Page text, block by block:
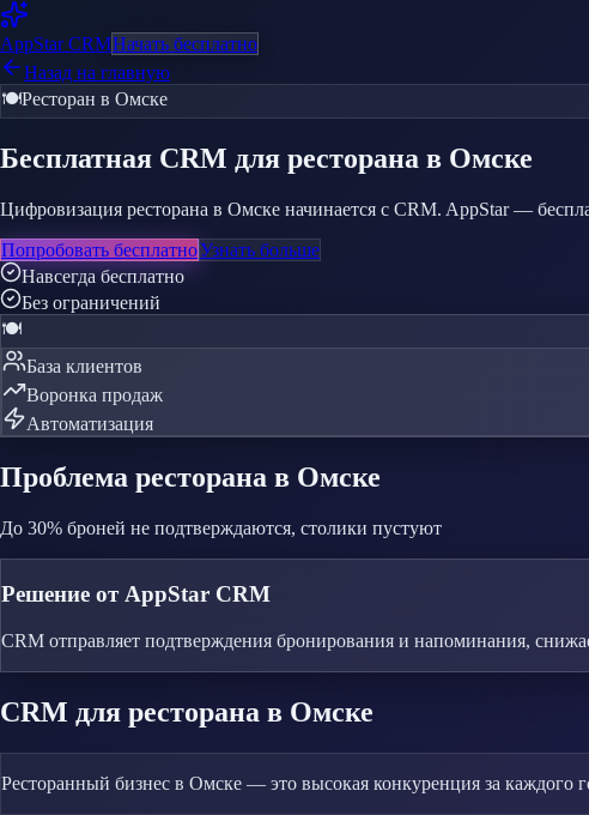
AppStarCRMНачать бесплатно
Назад на главную
🍽️Ресторан в Омске
Бесплатная CRM для ресторана в Омске
Цифровизация ресторана в Омске начинается с CRM. AppStar —
Попробовать бесплатноУзнать больше
Навсегда бесплатно
Без ограничений
🍽️
База клиентов
Воронка продаж
Автоматизация
Проблема ресторана в Омске
До 30% броней не подтверждаются, столики пустуют
Решение от AppStar CRM
CRM отправляет подтверждения бронирования и напоминания,
CRM для ресторана в Омске
Ресторанный бизнес в Омске — это высокая конкуренция за каждого